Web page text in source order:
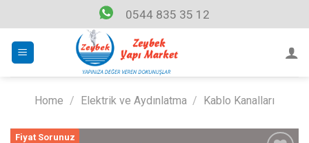
to
content
0544 835 35 12
Home / Elektrik ve Aydınlatma / Kablo Kanalları
Fiyat Sorunuz